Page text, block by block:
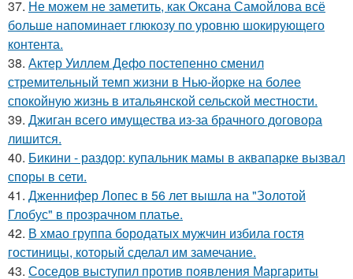
37. Не можем не заметить, как Оксана Самойлова всё
больше напоминает глюкозу по уровню шокирующего
контента.
38. Актер Уиллем Дефо постепенно сменил
стремительный темп жизни в Нью-йорке на более
спокойную жизнь в итальянской сельской местности.
39. Джиган всего имущества из-за брачного договора
лишится.
40. Бикини - раздор: купальник мамы в аквапарке вызвал
споры в сети.
41. Дженнифер Лопес в 56 лет вышла на "Золотой
Глобус" в прозрачном платье.
42. В хмао группа бородатых мужчин избила гостя
гостиницы, который сделал им замечание.
43. Соседов выступил против появления Маргариты